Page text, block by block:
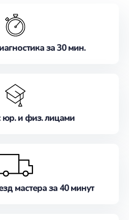
за 30 мин.
юр. и физ. лицами
мастера за 40 минут